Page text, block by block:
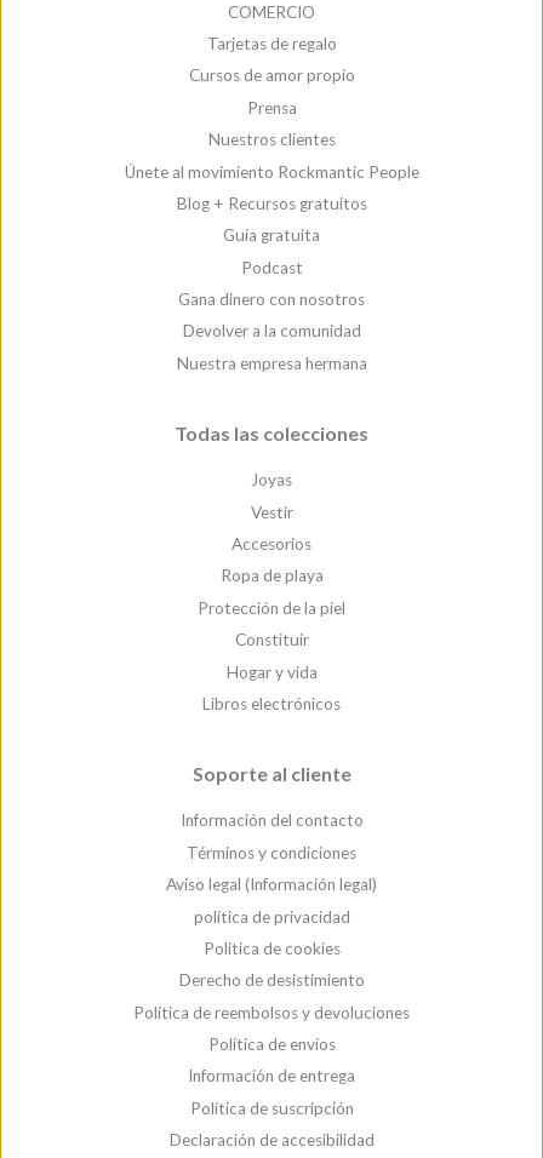
COMERCIO
Tarjetas de regalo
Cursos de amor propio
Prensa
Nuestros clientes
Únete al movimiento Rockmantic People
Blog + Recursos gratuitos
Guía gratuita
Podcast
Gana dinero con nosotros
Devolver a la comunidad
Nuestra empresa hermana
Todas las colecciones
Joyas
Vestir
Accesorios
Ropa de playa
Protección de la piel
Constituir
Hogar y vida
Libros electrónicos
Soporte al cliente
Información del contacto
Términos y condiciones
Aviso legal (Información legal)
política de privacidad
Política de cookies
Derecho de desistimiento
Política de reembolsos y devoluciones
Política de envíos
Información de entrega
Política de suscripción
Declaración de accesibilidad